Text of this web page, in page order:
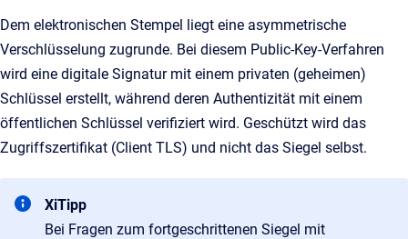
Dem elektronischen Stempel liegt eine asymmetrische
Verschlüsselung zugrunde. Bei diesem Public-Key-Verfahren
wird eine digitale Signatur mit einem privaten (geheimen)
Schlüssel erstellt, während deren Authentizität mit einem
öffentlichen Schlüssel verifiziert wird. Geschützt wird das
Zugriffszertifikat (Client TLS) und nicht das Siegel selbst.
XiTipp
Bei Fragen zum fortgeschrittenen Siegel mit